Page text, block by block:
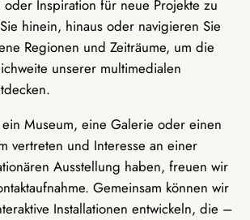
Inspiration für neue Projekte zu
hinein, hinaus oder navigieren Sie
Regionen und Zeiträume, um die
unserer multimedialen
Museum, eine Galerie oder einen
vertreten und Interesse an einer
Ausstellung haben, freuen wir
Gemeinsam können wir
Installationen entwickeln, die –